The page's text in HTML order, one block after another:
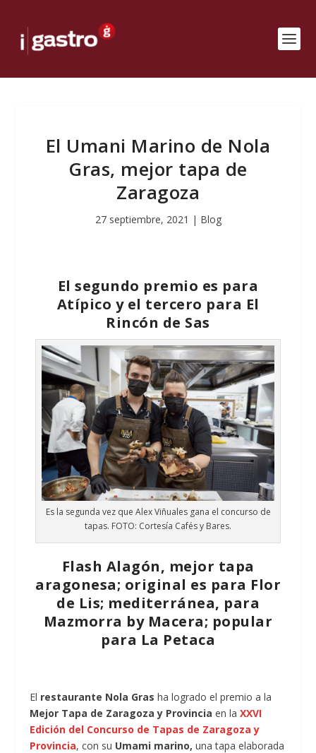
El Umani Marino de Nola
Gras, mejor tapa de
Zaragoza
27 septiembre, 2021 | Blog
El segundo premio es para
Atípico y el tercero para El
Rincón de Sas
Es la segunda vez que Alex Viñuales gana el concurso de
tapas. FOTO: Cortesía Cafés y Bares.
Flash Alagón, mejor tapa
aragonesa; original es para Flor
de Lis; mediterránea, para
Mazmorra by Macera; popular
para La Petaca
El restaurante Nola Gras ha logrado el premio a la
Mejor Tapa de Zaragoza y Provincia en la XXVI
Edición del Concurso de Tapas de Zaragoza y
Provincia, con su Umami marino, una tapa elaborada